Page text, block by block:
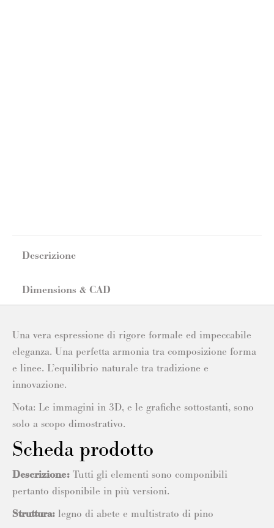
Descrizione
Dimensions & CAD
Una vera espressione di rigore formale ed impeccabile
eleganza. Una perfetta armonia tra composizione forma
e linee. L’equilibrio naturale tra tradizione e
innovazione.
Nota: Le immagini in 3D, e le grafiche sottostanti, sono
solo a scopo dimostrativo.
Scheda prodotto
Descrizione: Tutti gli elementi sono componibili
pertanto disponibile in più versioni.
Struttura: legno di abete e multistrato di pino